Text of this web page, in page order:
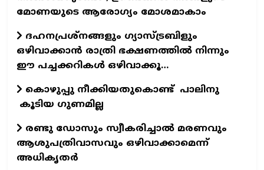
മോണയുടെ ആരോഗ്യം മോശമാകാം
ദഹനപ്രശ്നങ്ങളും ഗ്യാസ്ട്രബിളും
ഒഴിവാക്കാൻ രാത്രി ഭക്ഷണത്തിൽ നിന്നും
ഈ പച്ചക്കറികൾ ഒഴിവാക്കൂ…
കൊഴുപ്പു നീക്കിയതുകൊണ്ട് പാലിനു
കൂടിയ ഗുണമില്ല
രണ്ടു ഡോസും സ്വീകരിച്ചാല്‍ മരണവും
ആശുപത്രിവാസവും ഒഴിവാക്കാമെന്ന്
അധികൃതര്‍